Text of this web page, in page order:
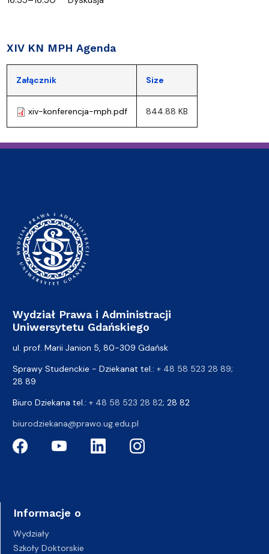
XIV KN MPH Agenda
Załącznik Size
xiv-konferencja-mph.pdf 844.88 KB
Wydział Prawa i Administracji
Uniwersytetu Gdańskiego
ul. prof. Marii Janion 5, 80-309 Gdańsk
Sprawy Studenckie - Dziekanat tel.: + 48 58 523 28 89;
28 89
Biuro Dziekana tel.: + 48 58 523 28 82; 28 82
biurodziekana@prawo.ug.edu.pl
Informacje o
Wydziały
Szkoły Doktorskie